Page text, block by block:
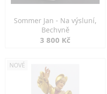
Sommer Jan - Na výsluní,
Bechyně
3 800 Kč
NOVÉ